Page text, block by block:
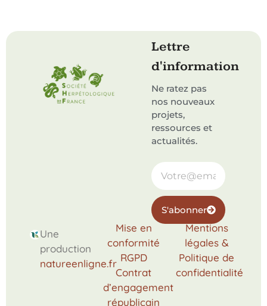
Lettre
d'information
Ne ratez pas
nos nouveaux
projets,
ressources et
actualités.
S'abonner
Une
production
natureenligne.fr
Mise en
conformité
RGPD
Contrat
d’engagement
républicain
Mentions
légales &
Politique de
confidentialité